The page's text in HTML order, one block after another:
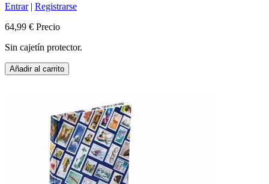
Entrar| Registrarse
64,99 € Precio
Sin cajetín protector.
Añadir al carrito